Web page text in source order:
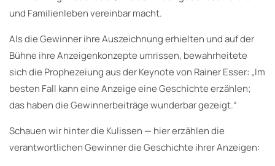
und Familienleben vereinbar macht.
Als die Gewinner ihre Auszeichnung erhielten und auf der
Bühne ihre Anzeigenkonzepte umrissen, bewahrheitete
sich die Prophezeiung aus der Keynote von Rainer Esser: „Im
besten Fall kann eine Anzeige eine Geschichte erzählen;
das haben die Gewinnerbeiträge wunderbar gezeigt.“
Schauen wir hinter die Kulissen — hier erzählen die
verantwortlichen Gewinner die Geschichte ihrer Anzeigen: